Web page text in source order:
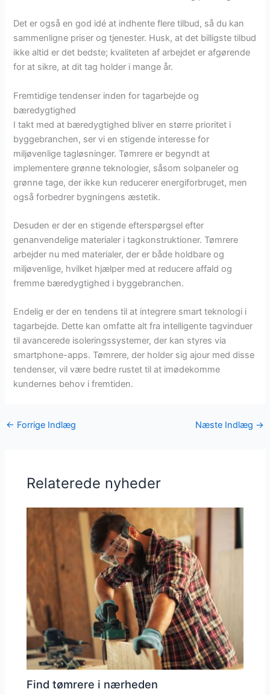
Det er også en god idé at indhente flere tilbud, så du kan
sammenligne priser og tjenester. Husk, at det billigste tilbud
ikke altid er det bedste; kvaliteten af arbejdet er afgørende
for at sikre, at dit tag holder i mange år.
Fremtidige tendenser inden for tagarbejde og
bæredygtighed
I takt med at bæredygtighed bliver en større prioritet i
byggebranchen, ser vi en stigende interesse for
miljøvenlige tagløsninger. Tømrere er begyndt at
implementere grønne teknologier, såsom solpaneler og
grønne tage, der ikke kun reducerer energiforbruget, men
også forbedrer bygningens æstetik.
Desuden er der en stigende efterspørgsel efter
genanvendelige materialer i tagkonstruktioner. Tømrere
arbejder nu med materialer, der er både holdbare og
miljøvenlige, hvilket hjælper med at reducere affald og
fremme bæredygtighed i byggebranchen.
Endelig er der en tendens til at integrere smart teknologi i
tagarbejde. Dette kan omfatte alt fra intelligente tagvinduer
til avancerede isoleringssystemer, der kan styres via
smartphone-apps. Tømrere, der holder sig ajour med disse
tendenser, vil være bedre rustet til at imødekomme
kundernes behov i fremtiden.
← Forrige Indlæg Næste Indlæg →
Relaterede nyheder
Find tømrere i nærheden